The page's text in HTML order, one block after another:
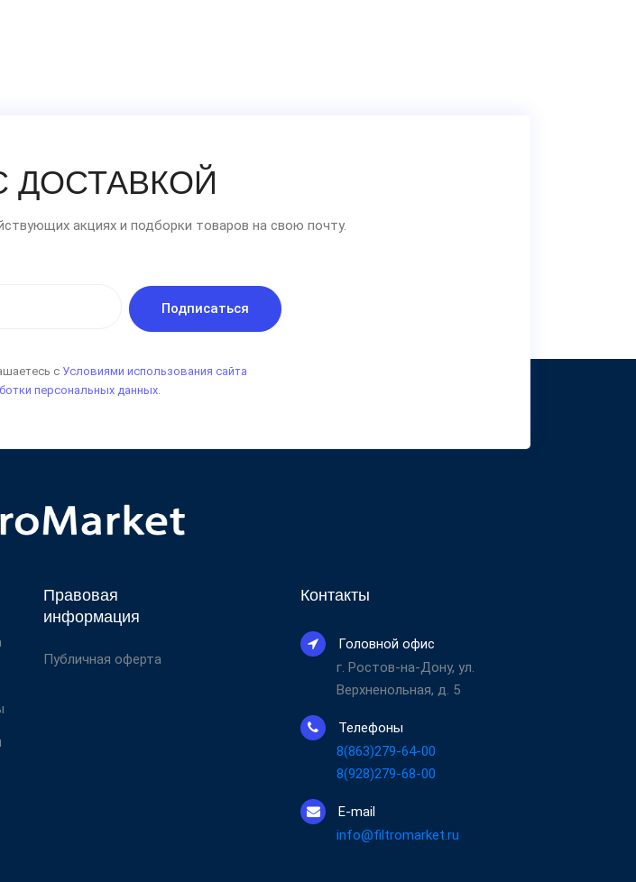
ДОСТАВКОЙ
акциях и подборки товаров на свою почту.
Подписаться
с Условиями использования сайта
персональных данных.
Правовая
информация
Публичная оферта
Контакты
Головной офис
г. Ростов-на-Дону, ул.
Верхненольная, д. 5
Телефоны
8(863)279-64-00
8(928)279-68-00
E-mail
info@filtromarket.ru